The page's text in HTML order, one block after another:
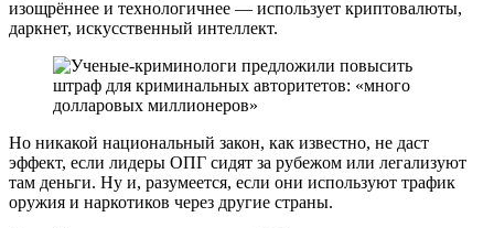
изощрённее и технологичнее — использует криптовалюты,
даркнет, искусственный интеллект.
Но никакой национальный закон, как известно, не даст
эффект, если лидеры ОПГ сидят за рубежом или легализуют
там деньги. Ну и, разумеется, если они используют трафик
оружия и наркотиков через другие страны.